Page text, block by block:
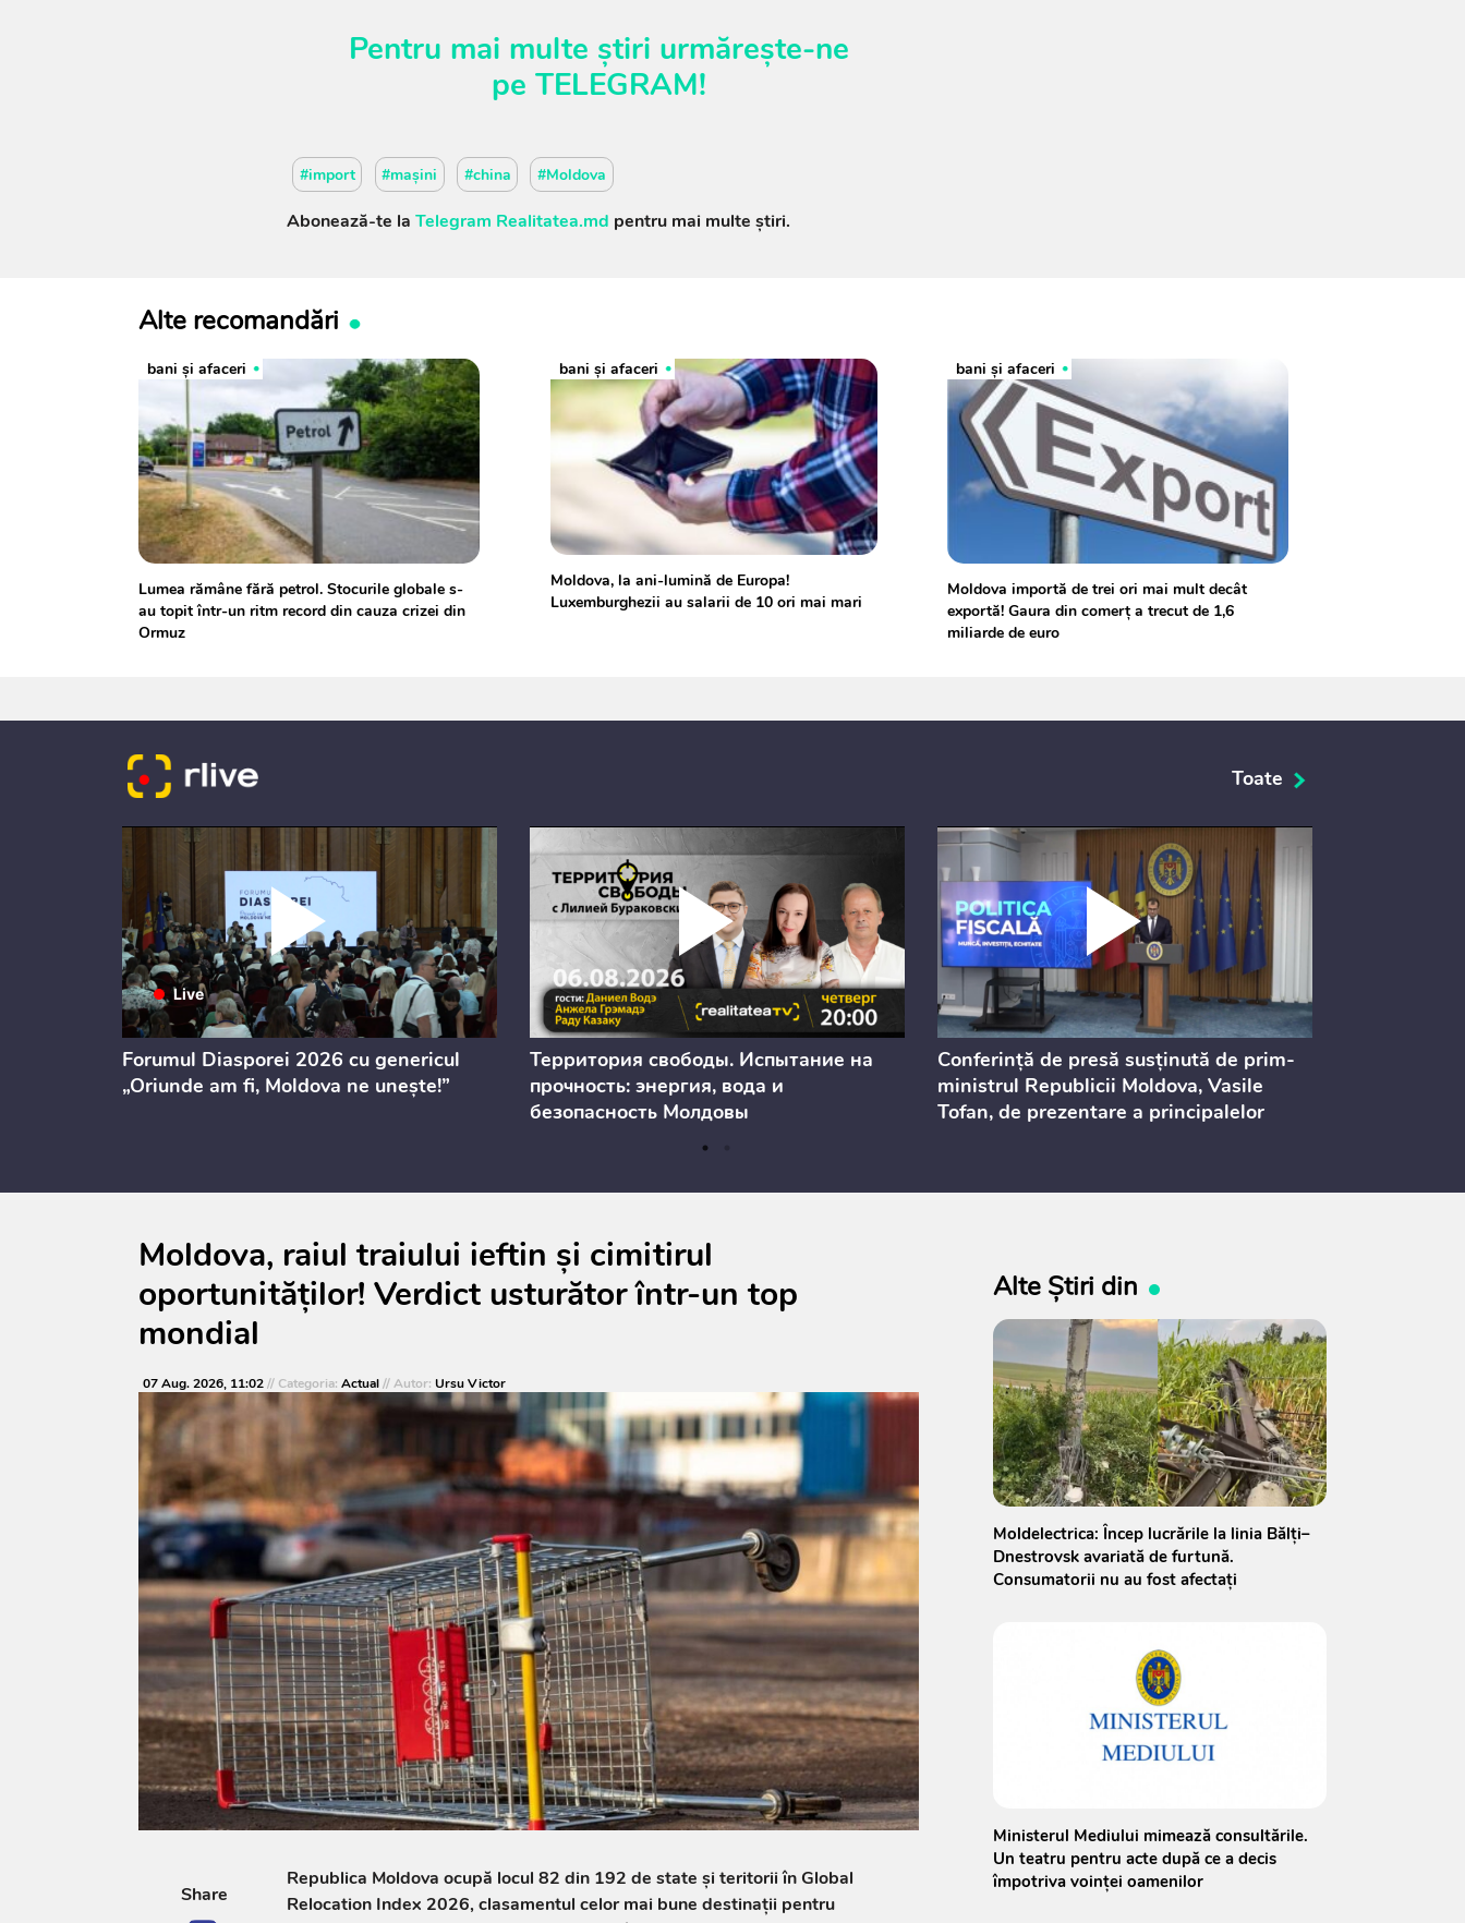
Pentru mai multe știri urmărește-ne
pe TELEGRAM!
#import #mașini #china #Moldova
Abonează-te la Telegram Realitatea.md pentru mai multe știri.
Alte recomandări
bani și afaceri
Lumea rămâne fără petrol. Stocurile globale s-
au topit într-un ritm record din cauza crizei din
Ormuz
bani și afaceri
Moldova, la ani-lumină de Europa!
Luxemburghezii au salarii de 10 ori mai mari
bani și afaceri
Moldova importă de trei ori mai mult decât
exportă! Gaura din comerț a trecut de 1,6
miliarde de euro
Toate
Forumul Diasporei 2026 cu genericul
„Oriunde am fi, Moldova ne unește!”
Территория свободы. Испытание на
прочность: энергия, вода и
безопасность Молдовы
Conferință de presă susținută de prim-
ministrul Republicii Moldova, Vasile
Tofan, de prezentare a principalelor
consultărilor publice
Moldova, raiul traiului ieftin și cimitirul
oportunităților! Verdict usturător într-un top
mondial
07 Aug. 2026, 11:02// Categoria: Actual// Autor: Ursu Victor
Share
Republica Moldova ocupă locul 82 din 192 de state și teritorii în Global
Relocation Index 2026, clasamentul celor mai bune destinații pentru
Alte Știri din
Moldelectrica: Încep lucrările la linia Bălți–
Dnestrovsk avariată de furtună.
Consumatorii nu au fost afectați
Ministerul Mediului mimează consultările.
Un teatru pentru acte după ce a decis
împotriva voinței oamenilor